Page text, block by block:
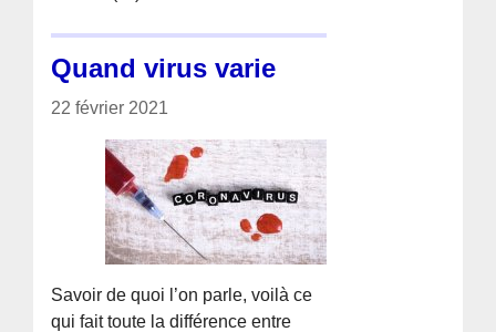
Quand virus varie
22 février 2021
Savoir de quoi l’on parle, voilà ce
qui fait toute la différence entre